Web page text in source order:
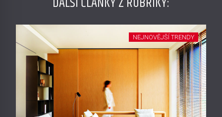
NEJNOVĚJŠÍ TRENDY